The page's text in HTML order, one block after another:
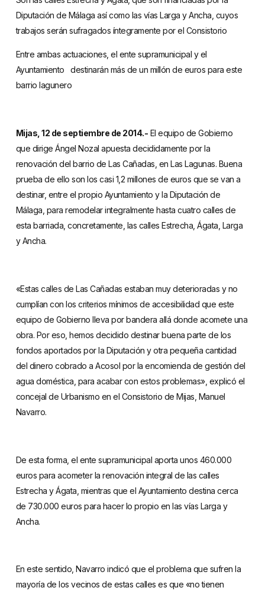
Diputación de Málaga así como las vías Larga y Ancha, cuyos
trabajos serán sufragados íntegramente por el Consistorio
Entre ambas actuaciones, el ente supramunicipal y el
Ayuntamiento destinarán más de un millón de euros para este
barrio lagunero
Mijas, 12 de septiembre de 2014.- El equipo de Gobierno
que dirige Ángel Nozal apuesta decididamente por la
renovación del barrio de Las Cañadas, en Las Lagunas. Buena
prueba de ello son los casi 1,2 millones de euros que se van a
destinar, entre el propio Ayuntamiento y la Diputación de
Málaga, para remodelar integralmente hasta cuatro calles de
esta barriada, concretamente, las calles Estrecha, Ágata, Larga
y Ancha.
«Estas calles de Las Cañadas estaban muy deterioradas y no
cumplían con los criterios mínimos de accesibilidad que este
equipo de Gobierno lleva por bandera allá donde acomete una
obra. Por eso, hemos decidido destinar buena parte de los
fondos aportados por la Diputación y otra pequeña cantidad
del dinero cobrado a Acosol por la encomienda de gestión del
agua doméstica, para acabar con estos problemas», explicó el
concejal de Urbanismo en el Consistorio de Mijas, Manuel
Navarro.
De esta forma, el ente supramunicipal aporta unos 460.000
euros para acometer la renovación integral de las calles
Estrecha y Ágata, mientras que el Ayuntamiento destina cerca
de 730.000 euros para hacer lo propio en las vías Larga y
Ancha.
En este sentido, Navarro indicó que el problema que sufren la
mayoría de los vecinos de estas calles es que «no tienen